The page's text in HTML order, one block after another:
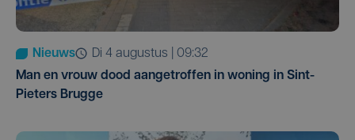
Nieuws
di 4 augustus | 09:32
Man en vrouw dood aangetroffen in woning in Sint-
Pieters Brugge